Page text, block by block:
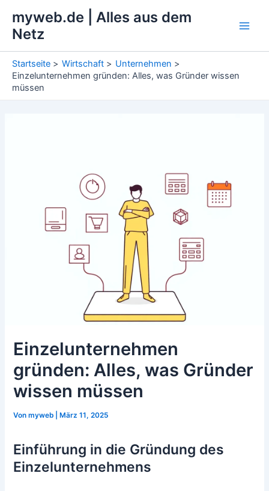
Inhalt
springen
myweb.de | Alles aus dem
Netz
Startseite Wirtschaft
Unternehmen
Einzelunternehmen gründen: Alles, was Gründer wissen
müssen
Einzelunternehmen
gründen: Alles, was Gründer
wissen müssen
Vonmyweb März 11, 2025
Einführung in die Gründung des
Einzelunternehmens